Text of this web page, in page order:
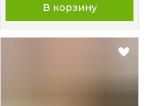
В корзину